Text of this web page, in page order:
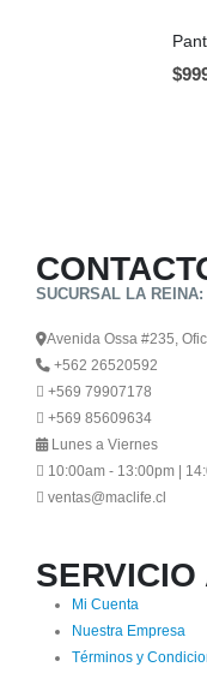
$
SUCURSAL LA REINA:
Avenida Ossa #235,
+562 26520592
+569 79907178
+569 85609634
Lunes a Viernes
10:00am - 13:00pm |
ventas@maclife.cl
Mi Cuenta
Nuestra Empresa
Términos y